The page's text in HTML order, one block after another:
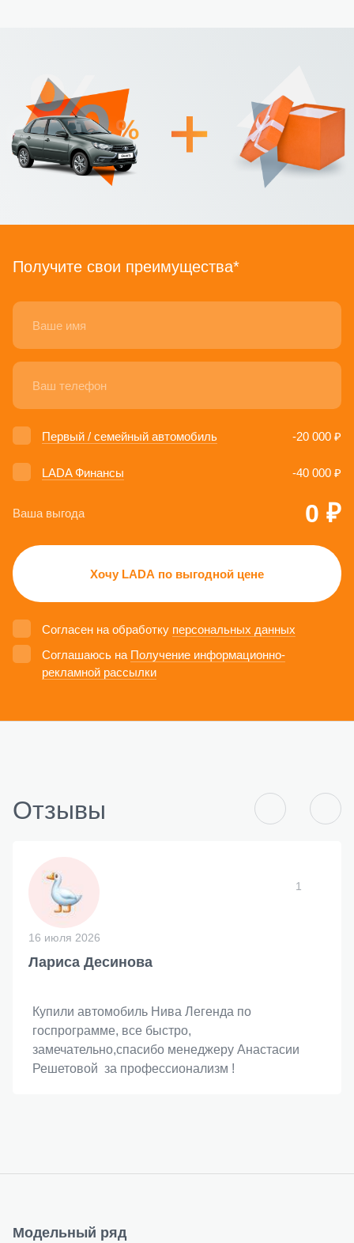
Получите свои преимущества*
Первый / семейный автомобиль -20 000 ₽
LADA Финансы -40 000 ₽
Ваша выгода 0 ₽
Хочу LADA по выгодной цене
Согласен на обработку персональных данных
Соглашаюсь на Получение информационно-
рекламной рассылки
Отзывы
1
16 июля 2026
Лариса Десинова
Купили автомобиль Нива Легенда по
госпрограмме, все быстро,
замечательно,спасибо менеджеру Анастасии
Решетовой за профессионализм !
Модельный ряд